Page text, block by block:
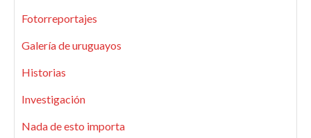
Fotorreportajes
Galería de uruguayos
Historias
Investigación
Nada de esto importa